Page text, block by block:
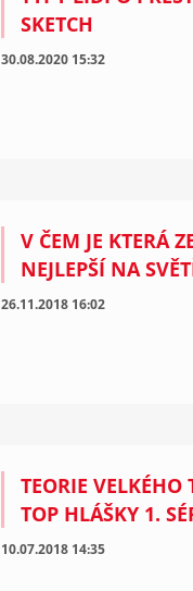
SKETCH
30.08.2020 15:32
V ČEM JE KTERÁ
NEJLEPŠÍ NA
26.11.2018 16:02
TEORIE VELKÉHO
TOP HLÁŠKY 1.
10.07.2018 14:35